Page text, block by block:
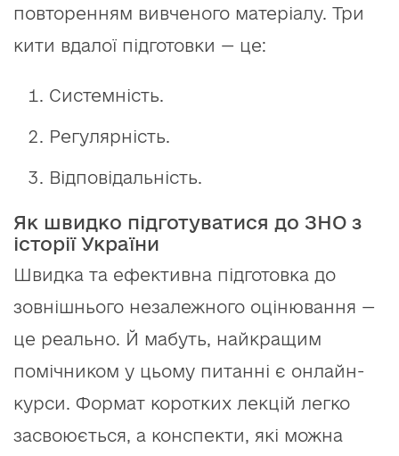
повторенням вивченого матеріалу. Три
кити вдалої підготовки — це:
Системність.
Регулярність.
Відповідальність.
Як швидко підготуватися до ЗНО з
історії України
Швидка та ефективна підготовка до
зовнішнього незалежного оцінювання —
це реально. Й мабуть, найкращим
помічником у цьому питанні є онлайн-
курси. Формат коротких лекцій легко
засвоюється, а конспекти, які можна